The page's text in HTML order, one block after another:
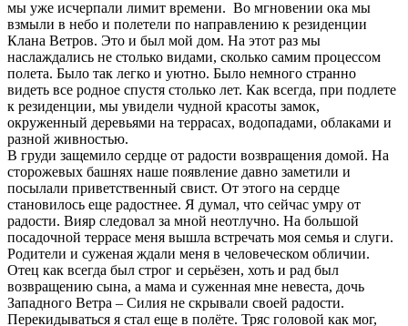
мы уже исчерпали лимит времени. Во мгновении ока мы
взмыли в небо и полетели по направлению к резиденции
Клана Ветров. Это и был мой дом. На этот раз мы
наслаждались не столько видами, сколько самим процессом
полета. Было так легко и уютно. Было немного странно
видеть все родное спустя столько лет. Как всегда, при подлете
к резиденции, мы увидели чудной красоты замок,
окруженный деревьями на террасах, водопадами, облаками и
разной живностью.
В груди защемило сердце от радости возвращения домой. На
сторожевых башнях наше появление давно заметили и
посылали приветственный свист. От этого на сердце
становилось еще радостнее. Я думал, что сейчас умру от
радости. Вияр следовал за мной неотлучно. На большой
посадочной террасе меня вышла встречать моя семья и слуги.
Родители и суженая ждали меня в человеческом обличии.
Отец как всегда был строг и серьёзен, хоть и рад был
возвращению сына, а мама и суженная мне невеста, дочь
Западного Ветра – Силия не скрывали своей радости.
Перекидываться я стал еще в полёте. Тряс головой как мог,